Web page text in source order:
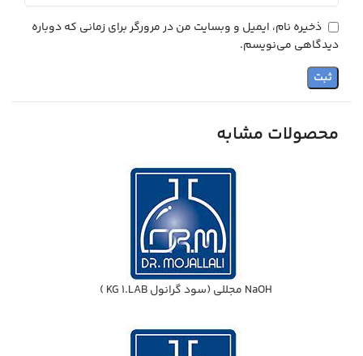
ذخیره نام، ایمیل و وبسایت من در مرورگر برای زمانی که دوباره
دیدگاهی می‌نویسم.
محصولات مشابه
NaOH مجللي (سود گرانول KG 1.LAB )